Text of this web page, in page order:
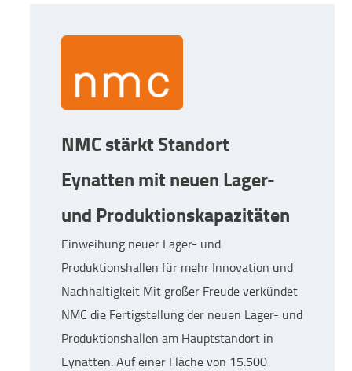
NMC stärkt Standort
Eynatten mit neuen Lager-
und Produktionskapazitäten
Einweihung neuer Lager- und
Produktionshallen für mehr Innovation und
Nachhaltigkeit Mit großer Freude verkündet
NMC die Fertigstellung der neuen Lager- und
Produktionshallen am Hauptstandort in
Eynatten. Auf einer Fläche von 15.500